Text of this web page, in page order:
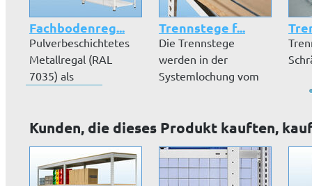
Fachbodenreg...
Pulverbeschichtetes
Metallregal (RAL
7035) als
Trennstege f...
Die Trennstege
werden in der
Systemlochung vom
Kunden, die dieses Produkt kauften,